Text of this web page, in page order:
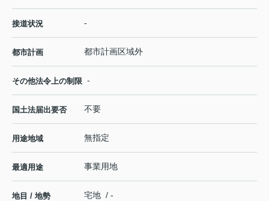
接道状況 -
都市計画 都市計画区域外
その他法令上の制限 -
国土法届出要否 不要
用途地域 無指定
最適用途 事業用地
地目 / 地勢 宅地 / -